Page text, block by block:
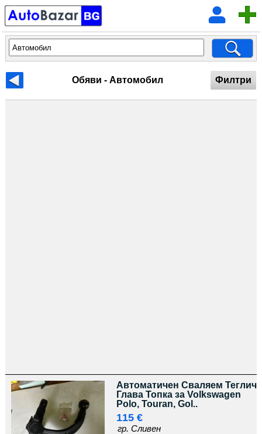
Обяви - Автомобил Филтри
Автоматичен Сваляем Теглич
Глава Топка за Volkswagen
Polo, Touran, Gol..
115 €
гр. Сливен